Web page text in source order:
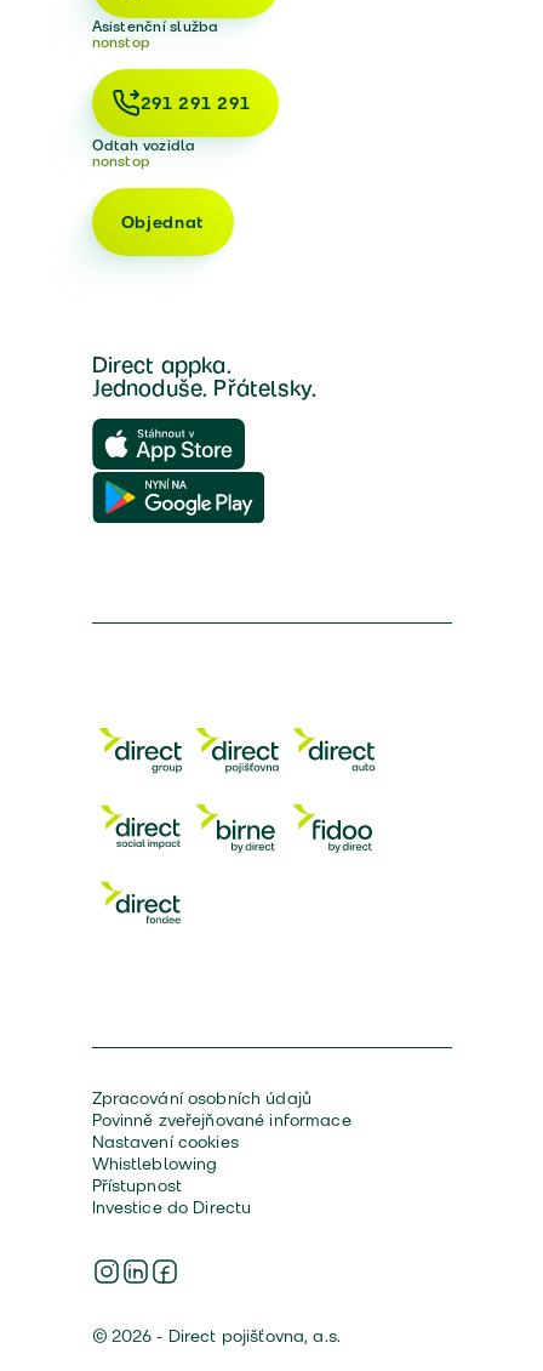
Asistenční služba
nonstop
291 291 291
Odtah vozidla
nonstop
Objednat
Direct appka.
Jednoduše. Přátelsky.
Zpracování osobních údajů
Povinně zveřejňované informace
Nastavení cookies
Whistleblowing
Přístupnost
Investice do Directu
© 2026 - Direct pojišťovna, a.s.